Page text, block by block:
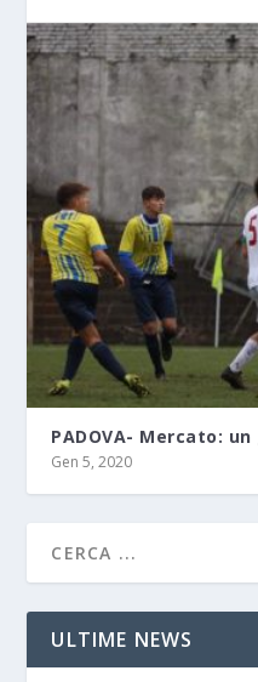
PADOVA- Mercato:
Gen 5, 2020
ULTIME NEWS